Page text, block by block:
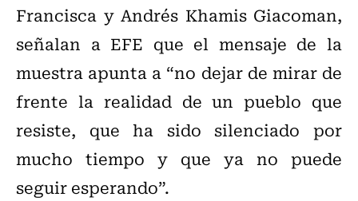
Francisca y Andrés Khamis Giacoman,
señalan a EFE que el mensaje de la
muestra apunta a “no dejar de mirar de
frente la realidad de un pueblo que
resiste, que ha sido silenciado por
mucho tiempo y que ya no puede
seguir esperando”.